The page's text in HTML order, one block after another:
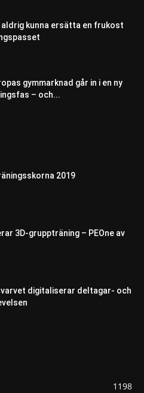
aldrig kunna ersätta en frukost
gymmarknad går in i en ny
– och...
2019
3D-gruppträning – PEOne av
digitaliserar deltagar- och
1198